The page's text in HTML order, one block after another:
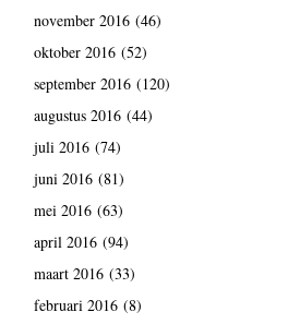
november 2016(46)
oktober 2016(52)
september 2016(120)
augustus 2016(44)
juli 2016(74)
juni 2016(81)
mei 2016(63)
april 2016(94)
maart 2016(33)
februari 2016(8)